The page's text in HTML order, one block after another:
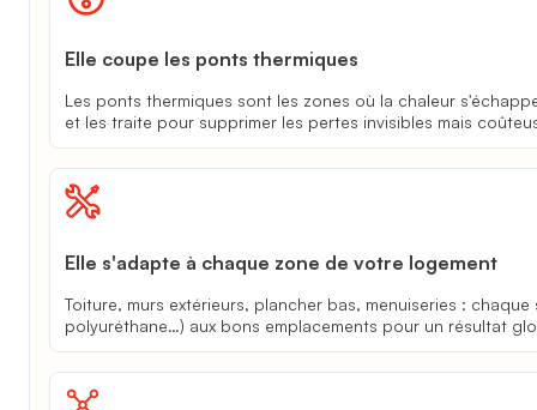
Elle coupe les ponts thermiques
Les ponts thermiques sont les zones où la chaleur
et les traite pour supprimer les pertes invisibles mais
Elle s'adapte à chaque zone de votre logement
Toiture, murs extérieurs, plancher bas, menuiseries :
polyuréthane…) aux bons emplacements pour un résultat